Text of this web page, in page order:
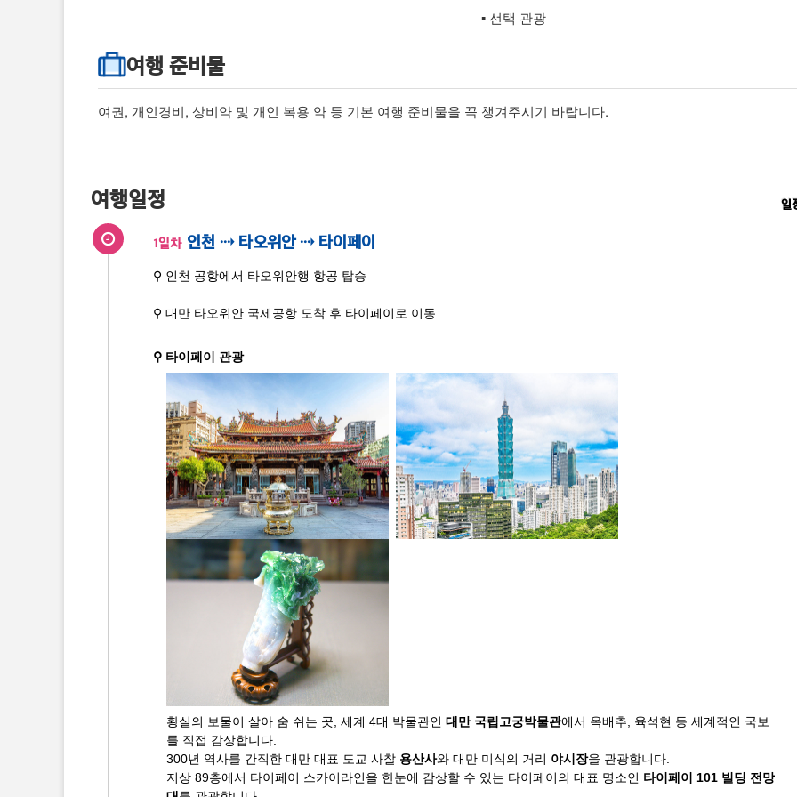
▪ 선택 관광
여행 준비물
여권, 개인경비, 상비약 및 개인 복용 약 등 기본 여행 준비물을 꼭 챙겨주시기 바랍니다.
여행일정 일
1일차 인천 ⇢ 타오위안 ⇢ 타이페이
⚲ 인천 공항에서 타오위안행 항공 탑승
⚲ 대만 타오위안 국제공항 도착 후 타이페이로 이동
⚲ 타이페이 관광
황실의 보물이 살아 숨 쉬는 곳, 세계 4대 박물관인 대만 국립고궁박물관에서 옥배추, 육석현 등 세계적인 국보
를 직접 감상합니다.
300년 역사를 간직한 대만 대표 도교 사찰 용산사와 대만 미식의 거리 야시장을 관광합니다.
지상 89층에서 타이페이 스카이라인을 한눈에 감상할 수 있는 타이페이의 대표 명소인 타이페이 101 빌딩 전망